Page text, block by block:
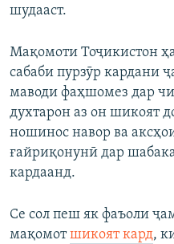
шудааст.
Мақомоти Тоҷикистон
сабаби пурзӯр кардани
маводи фаҳшомез дар
духтарон аз он шикоят
ношинос навор ва
ғайриқонунӣ дар
кардаанд.
Се сол пеш як фаъоли
мақомотшикоят кард,